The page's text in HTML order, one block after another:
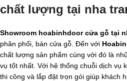
chất lượng tại nha
Showroom hoabinhdoor cửa gỗ tại
phân phối, bán cửa gỗ. Đến với
chất lượng sản phẩm cùng với đó là
vụ tốt nhất. Với hệ thống chuỗi dịch vụ
thi công và lắp đặt trọn gói giúp khách